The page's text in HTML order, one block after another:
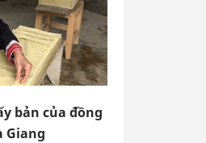
bản của đồng
Giang